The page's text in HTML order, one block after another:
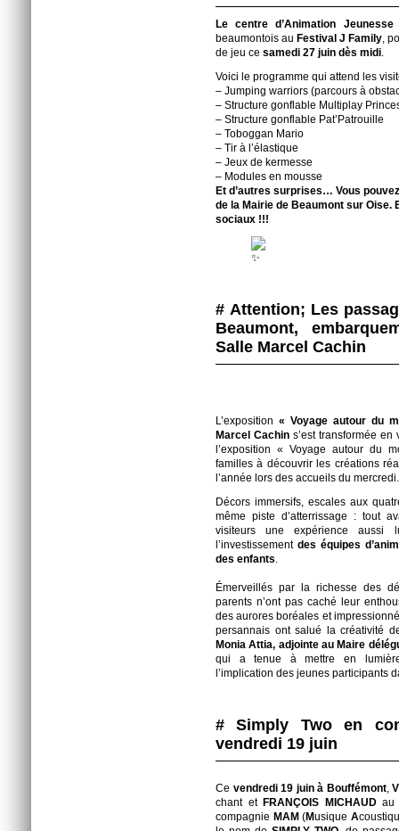
Le centre d’Animation
beaumontois au Festival J Family,
de jeu ce samedi 27 juin dès midi.
Voici le programme qui attend les
– Jumping warriors (parcours à
– Structure gonflable Multiplay
– Structure gonflable Pat’Patrouille
– Toboggan Mario
– Tir à l’élastique
– Jeux de kermesse
– Modules en mousse
Et d’autres surprises… Vous
de la Mairie de Beaumont sur Oise.
sociaux !!!
# Attention; Les
Beaumont,
Salle Marcel Cachin
L’exposition« Voyage autour du
Marcel Cachins’est transformée en
l’exposition « Voyage autour du
familles à découvrir les créations
l’année lors des accueils du mercredi.
Décors immersifs, escales aux
même piste d’atterrissage : tout
visiteurs une expérience aussi
l’investissement des équipes
des enfants.
Émerveillés par la richesse des
parents n’ont pas caché leur
des aurores boréales et
persannais ont salué la créativité
Monia Attia, adjointe au Maire
qui a tenue à mettre en lumière
l’implication des jeunes participants
# Simply Two en
vendredi 19 juin
Ce vendredi 19 juin à Bouffémont,
chant et FRANÇOIS MICHAUDau
compagnie MAM (MusiqueA